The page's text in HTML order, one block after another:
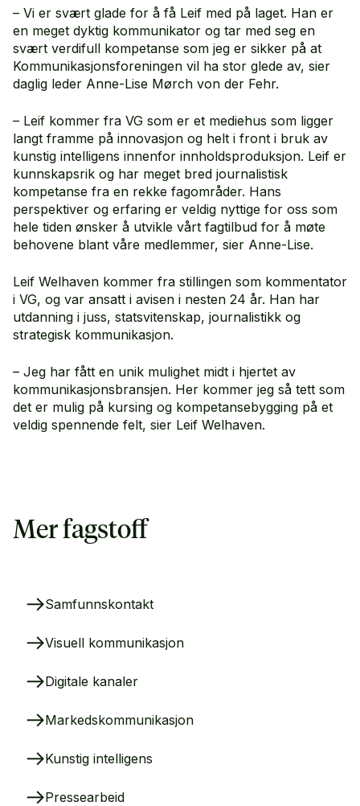
– Vi er svært glade for å få Leif med på laget. Han er
en meget dyktig kommunikator og tar med seg en
svært verdifull kompetanse som jeg er sikker på at
Kommunikasjonsforeningen vil ha stor glede av, sier
daglig leder Anne-Lise Mørch von der Fehr.
– Leif kommer fra VG som er et mediehus som ligger
langt framme på innovasjon og helt i front i bruk av
kunstig intelligens innenfor innholdsproduksjon. Leif er
kunnskapsrik og har meget bred journalistisk
kompetanse fra en rekke fagområder. Hans
perspektiver og erfaring er veldig nyttige for oss som
hele tiden ønsker å utvikle vårt fagtilbud for å møte
behovene blant våre medlemmer, sier Anne-Lise.
Leif Welhaven kommer fra stillingen som kommentator
i VG, og var ansatt i avisen i nesten 24 år. Han har
utdanning i juss, statsvitenskap, journalistikk og
strategisk kommunikasjon.
– Jeg har fått en unik mulighet midt i hjertet av
kommunikasjonsbransjen. Her kommer jeg så tett som
det er mulig på kursing og kompetansebygging på et
veldig spennende felt, sier Leif Welhaven.
Mer fagstoff
Samfunnskontakt
Visuell kommunikasjon
Digitale kanaler
Markedskommunikasjon
Kunstig intelligens
Pressearbeid